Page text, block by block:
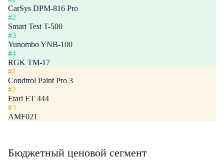
CarSys DPM-816 Pro
#2
Smart Test T-500
#3
Yunombo YNB-100
#4
RGK TM-17
#1
Condtrol Paint Pro 3
#2
Etari ET 444
#3
AMF021
Бюджетный ценовой сегмент